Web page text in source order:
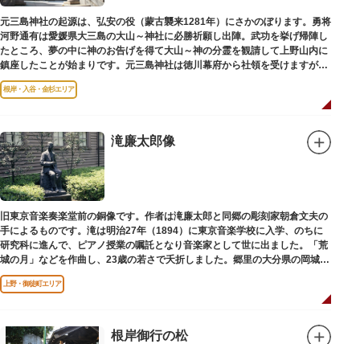
元三島神社の起源は、弘安の役（蒙古襲来1281年）にさかのぼります。勇将
河野通有は愛媛県大三島の大山～神社に必勝祈願し出陣。武功を挙げ帰陣し
たところ、夢の中に神のお告げを得て大山～神の分霊を観請して上野山内に
鎮座したことが始まりです。元三島神社は徳川幕府から社領を受けますが、
御用地となったために上野から浅草へ移転し、現在の地に至ります。
根岸・入谷・金杉エリア
滝廉太郎像
旧東京音楽奏楽堂前の銅像です。作者は滝廉太郎と同郷の彫刻家朝倉文夫の
手によるものです。滝は明治27年（1894）に東京音楽学校に入学、のちに
研究科に進んで、ピアノ授業の嘱託となり音楽家として世に出ました。「荒
城の月」などを作曲し、23歳の若さで夭折しました。郷里の大分県の岡城趾
にも同じ像が置かれています。
上野・御徒町エリア
根岸御行の松